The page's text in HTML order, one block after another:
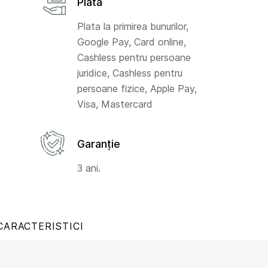
Plata la primirea bunurilor,
Google Pay, Card online,
Cashless pentru persoane
juridice, Cashless pentru
persoane fizice, Apple Pay,
Visa, Mastercard
Garanție
3 ani.